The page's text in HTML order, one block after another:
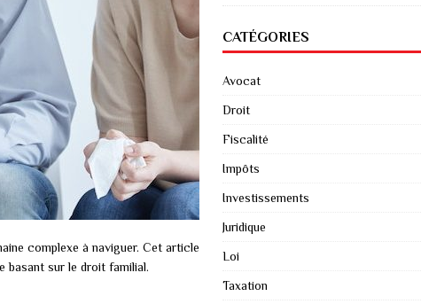
complexe à naviguer. Cet article
basant sur le droit familial.
CATÉGORIES
Avocat
Droit
Fiscalité
Impôts
Investissements
Juridique
Loi
Taxation